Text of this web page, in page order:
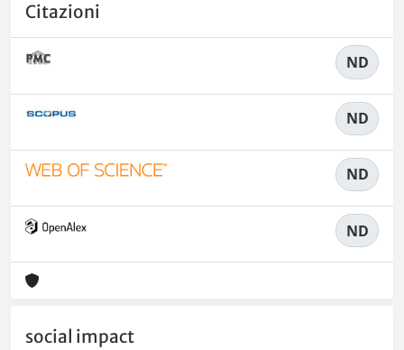
Citazioni
ND
ND
ND
ND
social impact